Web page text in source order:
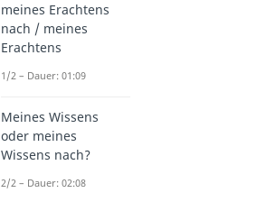
meines Erachtens
nach / meines
Erachtens
1/2 – Dauer: 01:09
Meines Wissens
oder meines
Wissens nach?
2/2 – Dauer: 02:08